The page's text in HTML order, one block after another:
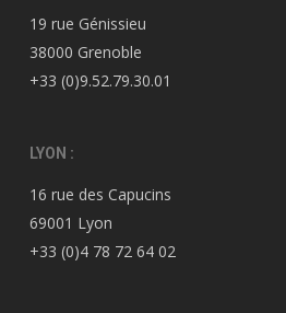
19 rue Génissieu
38000 Grenoble
+33 (0)9.52.79.30.01
LYON :
16 rue des Capucins
69001 Lyon
+33 (0)4 78 72 64 02